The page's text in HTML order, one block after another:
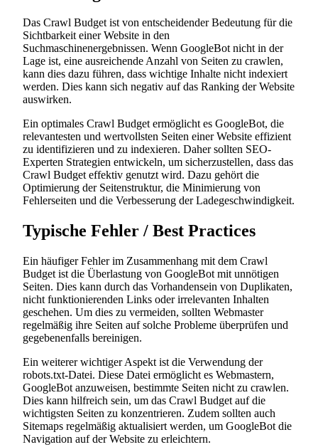
Das Crawl Budget ist von entscheidender Bedeutung für die
Sichtbarkeit einer Website in den
Suchmaschinenergebnissen. Wenn GoogleBot nicht in der
Lage ist, eine ausreichende Anzahl von Seiten zu crawlen,
kann dies dazu führen, dass wichtige Inhalte nicht indexiert
werden. Dies kann sich negativ auf das Ranking der Website
auswirken.
Ein optimales Crawl Budget ermöglicht es GoogleBot, die
relevantesten und wertvollsten Seiten einer Website effizient
zu identifizieren und zu indexieren. Daher sollten SEO-
Experten Strategien entwickeln, um sicherzustellen, dass das
Crawl Budget effektiv genutzt wird. Dazu gehört die
Optimierung der Seitenstruktur, die Minimierung von
Fehlerseiten und die Verbesserung der Ladegeschwindigkeit.
Typische Fehler / Best Practices
Ein häufiger Fehler im Zusammenhang mit dem Crawl
Budget ist die Überlastung von GoogleBot mit unnötigen
Seiten. Dies kann durch das Vorhandensein von Duplikaten,
nicht funktionierenden Links oder irrelevanten Inhalten
geschehen. Um dies zu vermeiden, sollten Webmaster
regelmäßig ihre Seiten auf solche Probleme überprüfen und
gegebenenfalls bereinigen.
Ein weiterer wichtiger Aspekt ist die Verwendung der
robots.txt-Datei. Diese Datei ermöglicht es Webmastern,
GoogleBot anzuweisen, bestimmte Seiten nicht zu crawlen.
Dies kann hilfreich sein, um das Crawl Budget auf die
wichtigsten Seiten zu konzentrieren. Zudem sollten auch
Sitemaps regelmäßig aktualisiert werden, um GoogleBot die
Navigation auf der Website zu erleichtern.